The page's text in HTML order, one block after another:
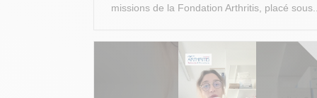
missions de la Fondation Arthritis, placé sous...